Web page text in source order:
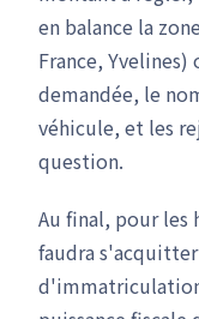
en balance la
France,
demandée, le
véhicule, et les
question.
Au final, pour les
faudra